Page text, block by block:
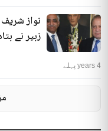
نواز
زبیر نے
4 years پہلے